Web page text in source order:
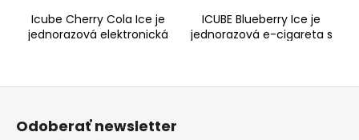
​Icube Cherry Cola Ice je
jednorazová elektronická
ICUBE Blueberry Ice je
jednorazová e-cigareta s
Z
Odoberať newsletter